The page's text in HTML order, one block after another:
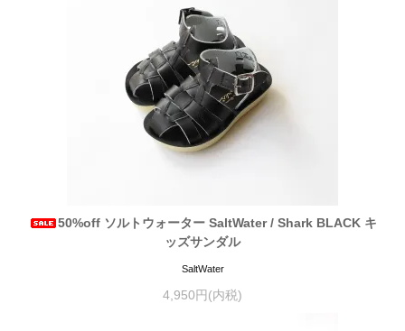
50%off ソルトウォーター SaltWater / Shark BLACK キ
ッズサンダル
SaltWater
4,950円(内税)